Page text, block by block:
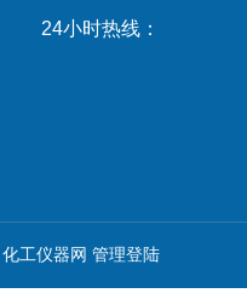
24小时热线：
化工仪器网 管理登陆